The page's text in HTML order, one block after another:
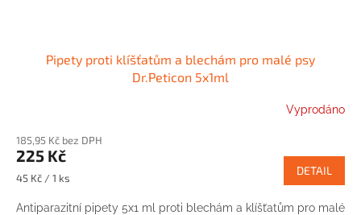
Pipety proti klíšťatům a blechám pro malé psy
Dr.Peticon 5x1ml
Vyprodáno
185,95 Kč bez DPH
225 Kč
Měrná
45 Kč / 1 ks
DETAIL
Antiparazitní pipety 5x1 ml proti blechám a klíšťatům pro malé